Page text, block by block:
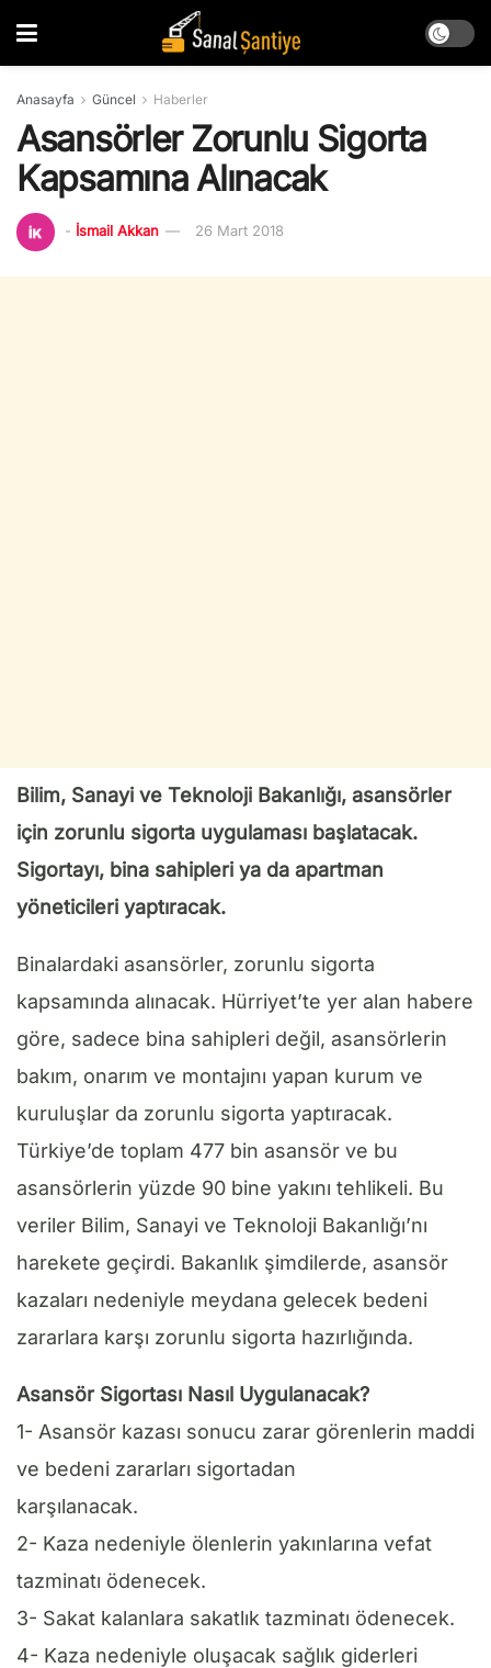
Anasayfa Güncel Haberler
Asansörler Zorunlu Sigorta
Kapsamına Alınacak
- İsmail Akkan 26 Mart 2018
Bilim, Sanayi ve Teknoloji Bakanlığı, asansörler
için zorunlu sigorta uygulaması başlatacak.
Sigortayı, bina sahipleri ya da apartman
yöneticileri yaptıracak.
Binalardaki asansörler, zorunlu sigorta
kapsamında alınacak. Hürriyet’te yer alan habere
göre, sadece bina sahipleri değil, asansörlerin
bakım, onarım ve montajını yapan kurum ve
kuruluşlar da zorunlu sigorta yaptıracak.
Türkiye’de toplam 477 bin asansör ve bu
asansörlerin yüzde 90 bine yakını tehlikeli. Bu
veriler Bilim, Sanayi ve Teknoloji Bakanlığı’nı
harekete geçirdi. Bakanlık şimdilerde, asansör
kazaları nedeniyle meydana gelecek bedeni
zararlara karşı zorunlu sigorta hazırlığında.
Asansör Sigortası Nasıl Uygulanacak?
1- Asansör kazası sonucu zarar görenlerin maddi
ve bedeni zararları sigortadan
karşılanacak.
2- Kaza nedeniyle ölenlerin yakınlarına vefat
tazminatı ödenecek.
3- Sakat kalanlara sakatlık tazminatı ödenecek.
4- Kaza nedeniyle oluşacak sağlık giderleri